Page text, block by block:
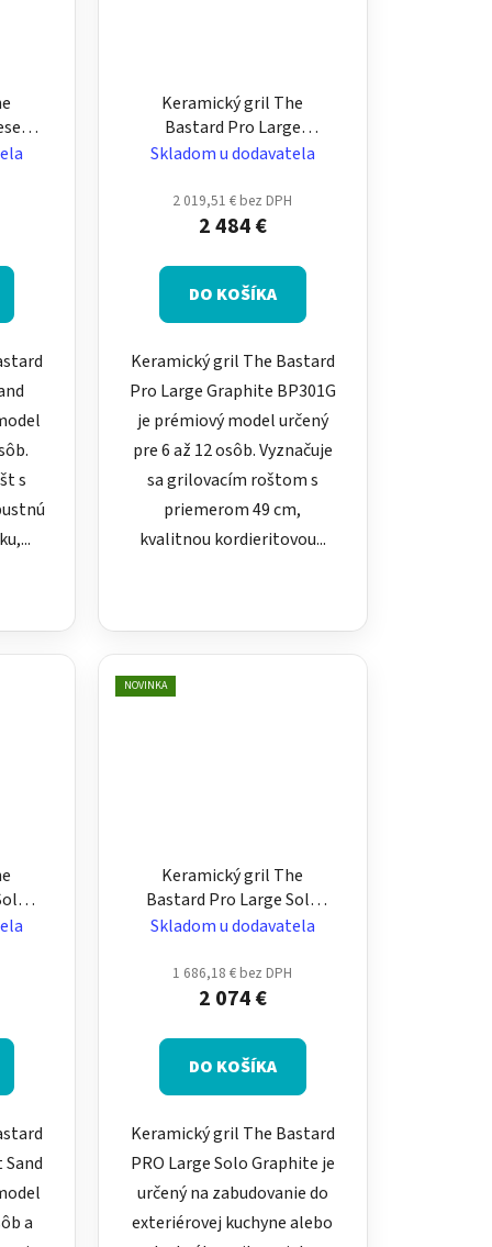
–
s
Keramický gril The
Bastard Pro Large
Graphite pre 6–12 osôb –
Skladom u dodavatela
2 019,51 € bez DPH
2 484 €
DO KOŠÍKA
Keramický gril The Bastard
Pro Large Graphite BP301G
je prémiový model určený
pre 6 až 12 osôb. Vyznačuje
sa grilovacím roštom s
priemerom 49 cm,
kvalitnou kordieritovou...
a
NOVINKA
Keramický gril The
Bastard Pro Large Solo
Graphite pre 6–12 osôb –
zabudovanie
Skladom u dodavatela
1 686,18 € bez DPH
2 074 €
DO KOŠÍKA
Keramický gril The Bastard
PRO Large Solo Graphite je
určený na zabudovanie do
exteriérovej kuchyne alebo